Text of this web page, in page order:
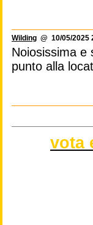
Wilding @ 10/05/2025
Noiosissima e
punto alla
vota